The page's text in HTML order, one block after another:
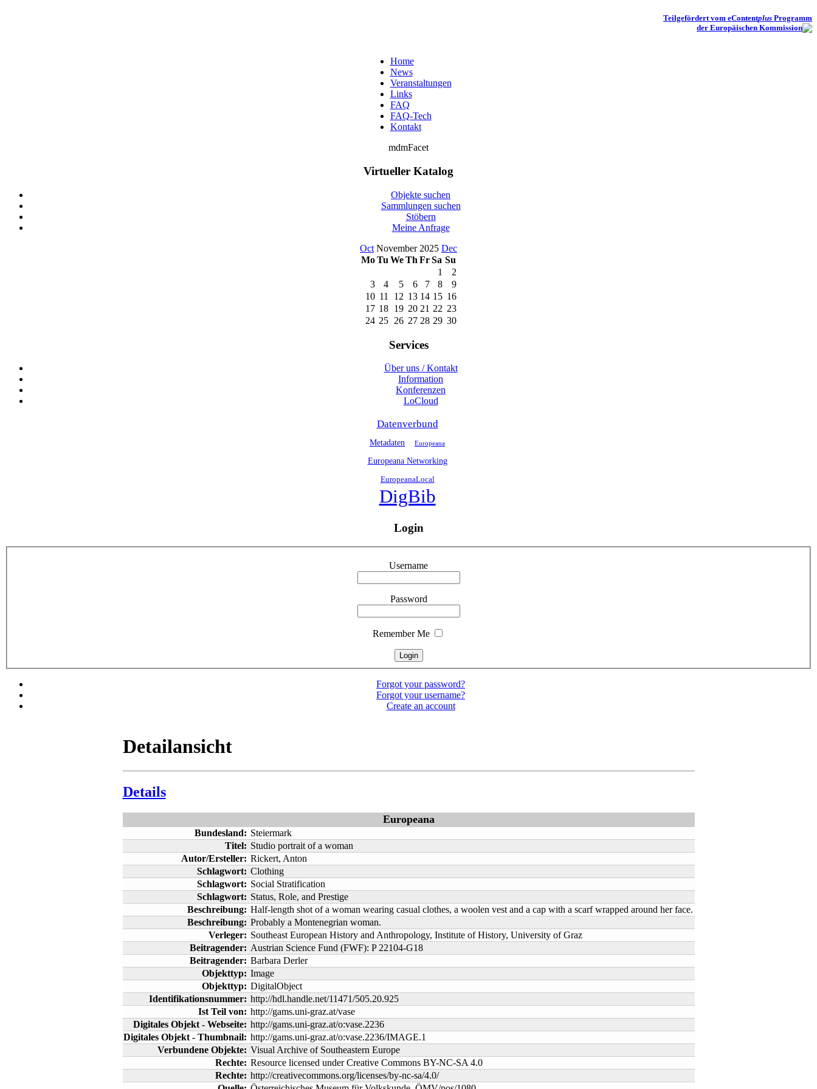
Teilgefördert vom eContentplus Programm
der Europäischen Kommission
Home
News
Veranstaltungen
Links
FAQ
FAQ-Tech
Kontakt
mdmFacet
Virtueller Katalog
Objekte suchen
Sammlungen suchen
Stöbern
Meine Anfrage
Oct November 2025 Dec
Mo Tu We Th Fr Sa Su
1
2
3
4 5 6 7 8
9
10 11 12 13 14 15 16
17 18 19 20 21 22 23
24 25 26 27 28 29 30
Services
Über uns / Kontakt
Information
Konferenzen
LoCloud
Datenverbund
Metadaten Europeana
Europeana Networking
EuropeanaLocal
DigBib
Login
Username
Password
Remember Me
Forgot your password?
Forgot your username?
Create an account
Detailansicht
Details
Europeana
Bundesland: Steiermark
Titel: Studio portrait of a woman
Autor/Ersteller: Rickert, Anton
Schlagwort: Clothing
Schlagwort: Social Stratification
Schlagwort: Status, Role, and Prestige
Beschreibung: Half-length shot of a woman wearing casual clothes, a woolen vest and a cap with a scarf wrapped around her face.
Beschreibung: Probably a Montenegrian woman.
Verleger: Southeast European History and Anthropology, Institute of History, University of Graz
Beitragender: Austrian Science Fund (FWF): P 22104-G18
Beitragender: Barbara Derler
Objekttyp: Image
Objekttyp: DigitalObject
Identifikationsnummer: http://hdl.handle.net/11471/505.20.925
Ist Teil von: http://gams.uni-graz.at/vase
Digitales Objekt - Webseite: http://gams.uni-graz.at/o:vase.2236
Digitales Objekt - Thumbnail: http://gams.uni-graz.at/o:vase.2236/IMAGE.1
Verbundene Objekte: Visual Archive of Southeastern Europe
Rechte: Resource licensed under Creative Commons BY-NC-SA 4.0
Rechte: http://creativecommons.org/licenses/by-nc-sa/4.0/